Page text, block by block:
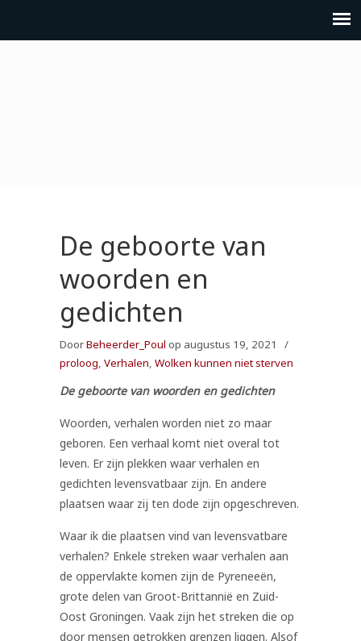
De geboorte van
woorden en
gedichten
DoorBeheerder_Poul op augustus 19, 2021
/
proloog, Verhalen, Wolken kunnen niet sterven
De geboorte van woorden en gedichten
Woorden, verhalen worden niet zo maar
geboren. Een verhaal komt niet overal tot
leven. Er zijn plekken waar verhalen en
gedichten levensvatbaar zijn. En andere
plaatsen waar zij ten dode zijn opgeschreven.
Waar ik die plaatsen vind van levensvatbare
verhalen? Enkele streken waar verhalen aan
de oppervlakte komen zijn de Pyreneeën,
grote delen van Groot-Brittannië en Zuid-
Oost Groningen. Vaak zijn het streken die op
door mensen getrokken grenzen liggen. Alsof